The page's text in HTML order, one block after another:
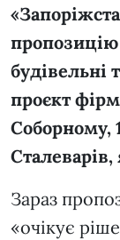
будівельні
проєкт
Соборному,
Зараз
«очікує